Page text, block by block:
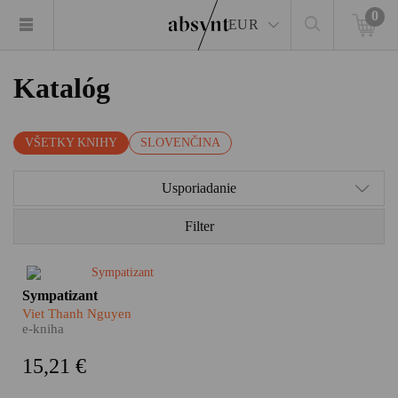
EUR
0
Katalóg
VŠETKY KNIHY SLOVENČINA
Usporiadanie
Filter
Jeden je agent vietnamských
komunistov, druhý slúži
juhovietnamskému
demokratickému režimu. Sú
Rozštiepená osobnosť i
Sympatizant
Viet Thanh Nguyen
e-kniha
15,21 €